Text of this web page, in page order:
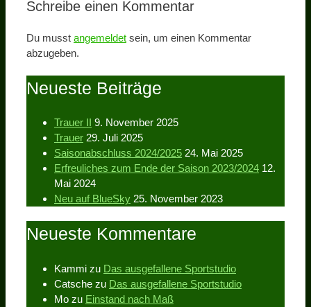
Schreibe einen Kommentar
Du musst angemeldet sein, um einen Kommentar
abzugeben.
Neueste Beiträge
Trauer II 9. November 2025
Trauer 29. Juli 2025
Saisonabschluss 2024/2025 24. Mai 2025
Erfreuliches zum Ende der Saison 2023/2024 12.
Mai 2024
Neu auf BlueSky 25. November 2023
Neueste Kommentare
Kammi zu Das ausgefallene Sportstudio
Catsche zu Das ausgefallene Sportstudio
Mo zu Einstand nach Maß